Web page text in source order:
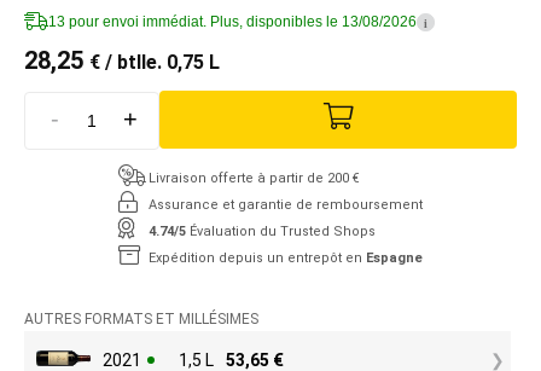
13 pour envoi immédiat. Plus, disponibles le 13/08/2026 i
28,25 € / btlle. 0,75 L
- +
Livraison offerte à partir de 200 €
Assurance et garantie de remboursement
4.74/5 Évaluation du Trusted Shops
Expédition depuis un entrepôt en Espagne
AUTRES FORMATS ET MILLÉSIMES
2021 1,5 L 53,65 €